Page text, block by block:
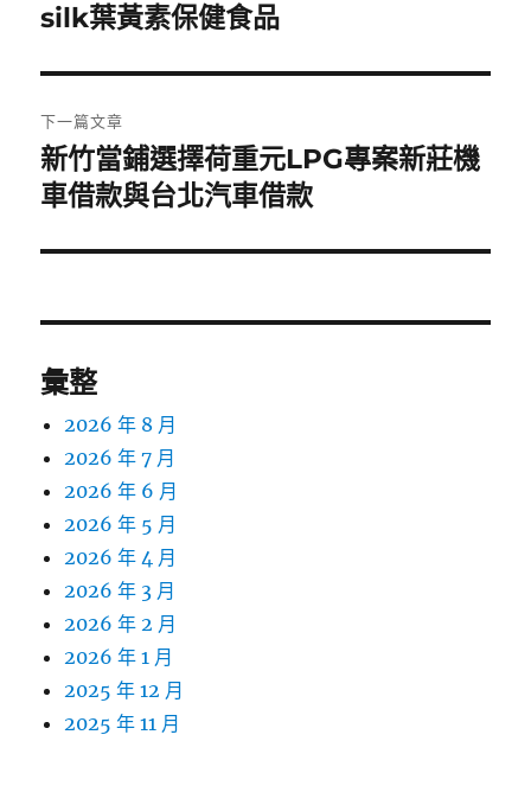
導
覽
一
文
章:
silk葉黃素保健食品
下一篇文章
下
一
文
新竹當鋪選擇荷重元LPG專案新莊機
車借款與台北汽車借款
彙整
2026 年 8 月
2026 年 7 月
2026 年 6 月
2026 年 5 月
2026 年 4 月
2026 年 3 月
2026 年 2 月
2026 年 1 月
2025 年 12 月
2025 年 11 月